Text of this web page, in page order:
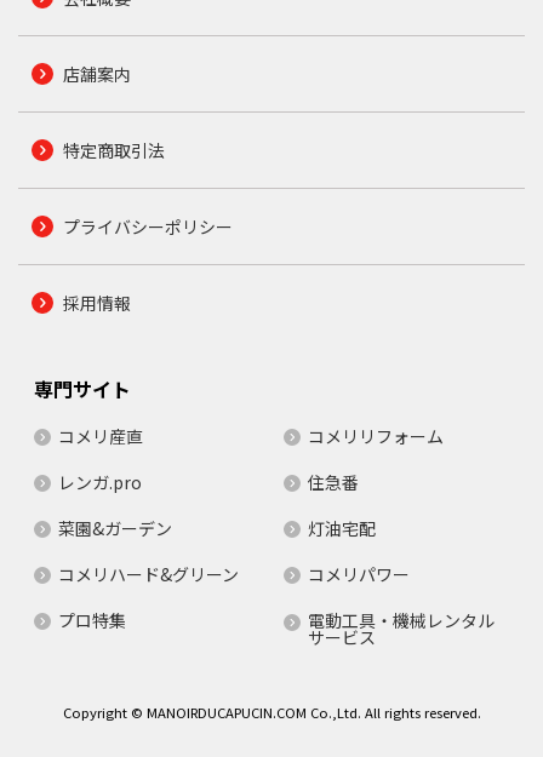
店舗案内
特定商取引法
プライバシーポリシー
採用情報
専門サイト
コメリ産直
コメリリフォーム
レンガ.pro
住急番
菜園&ガーデン
灯油宅配
コメリハード&グリーン
コメリパワー
プロ特集
電動工具・機械レンタル
サービス
Copyright © MANOIRDUCAPUCIN.COM Co.,Ltd. All rights reserved.